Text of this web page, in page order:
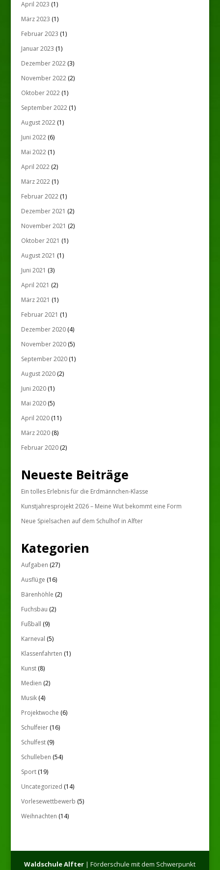
April 2023 (1)
März 2023 (1)
Februar 2023 (1)
Januar 2023 (1)
Dezember 2022(3)
November 2022(2)
Oktober 2022(1)
September 2022(1)
August 2022(1)
Juni 2022(6)
Mai 2022(1)
April 2022(2)
März 2022(1)
Februar 2022(1)
Dezember 2021 (2)
November 2021 (2)
Oktober 2021 (1)
August 2021 (1)
Juni 2021 (3)
April 2021 (2)
März 2021 (1)
Februar 2021 (1)
Dezember 2020(4)
November 2020(5)
September 2020(1)
August 2020(2)
Juni 2020(1)
Mai 2020(5)
April 2020(11)
März 2020(8)
Februar 2020(2)
Neueste Beiträge
Ein tolles Erlebnis für die Erdmännchen-Klasse
Kunstjahresprojekt 2026 – Meine Wut bekommt eine Form
Neue Spielsachen auf dem Schulhof in Alfter
Kategorien
Aufgaben (27)
Ausflüge (16)
Bärenhöhle (2)
Fuchsbau (2)
Fußball (9)
Karneval (5)
Klassenfahrten (1)
Kunst(8)
Medien (2)
Musik(4)
Projektwoche (6)
Schulfeier(16)
Schulfest(9)
Schulleben (54)
Sport(19)
Uncategorized (14)
Vorlesewettbewerb (5)
Weihnachten (14)
Waldschule Alfter | Förderschule mit dem Schwerpunkt